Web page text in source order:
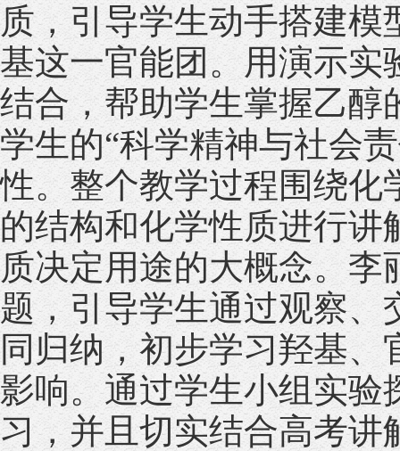
质，引导学生动手搭建
基这一官能团。用演示实
结合，帮助学生掌握乙醇
学生的“科学精神与社会
性。整个教学过程围绕化
的结构和化学性质进行
质决定用途的大概念。
题，引导学生通过观察
同归纳，初步学习羟基
影响。通过学生小组实验
习，并且切实结合高考